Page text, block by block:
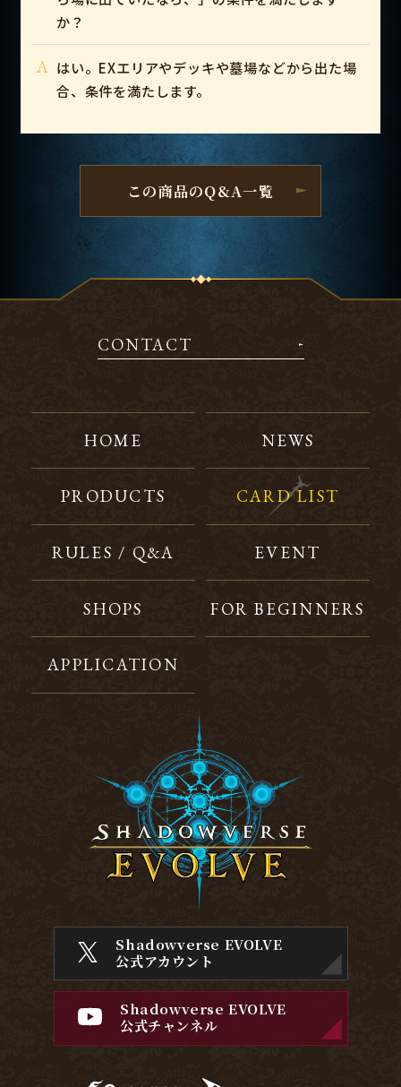
か？
A はい。EXエリアやデッキや墓場などから出た場
合、条件を満たします。
この商品のQ&A一覧
CONTACT
HOME NEWS
PRODUCTS CARD LIST
RULES / Q&A EVENT
SHOPS FOR BEGINNERS
APPLICATION
Shadowverse EVOLVE
公式アカウント
Shadowverse EVOLVE
公式チャンネル